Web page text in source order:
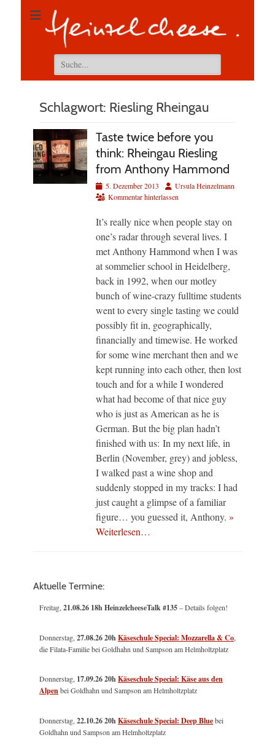
Suchen
nach:
Schlagwort: Riesling Rheingau
Taste twice before you
think: Rheingau Riesling
from Anthony Hammond
Veröffentlicht
am
5. Dezember 2013 AutorUrsula Heinzelmann
Kommentar hinterlassen
It’s really nice when people stay on
one’s radar through several lives. I
met Anthony Hammond when I was
at sommelier school in Heidelberg,
back in 1992, when our motley
bunch of wine-crazy fulltime students
went to every single tasting we could
possibly fit in, geographically,
financially and timewise. He worked
for some wine merchant then and we
kept running into each other, then lost
touch and for a while I wondered
what had become of that nice guy
who is just as American as he is
German. But the big plan hadn’t
finished with us: In my next life, in
Berlin (November, grey) and jobless,
I walked past a wine shop and
suddenly stopped in my tracks: I had
just caught a glimpse of a familiar
figure… you guessed it, Anthony. »
Weiterlesen…
Aktuelle Termine:
Freitag,21.08.26 18h HeinzelcheeseTalk #135– Details folgen!
Donnerstag,27.08.26 20hKäseschule Special: Mozzarella & Co,
die Filata-Familie bei Goldhahn und Sampson am Helmholtzplatz
Donnerstag, 17.09.26 20hKäseschule Special: Käse aus den
Alpenbei Goldhahn und Sampson am Helmholtzplatz
Donnerstag,22.10.26 20hKäseschule Special: Deep Bluebei
Goldhahn und Sampson am Helmholtzplatz